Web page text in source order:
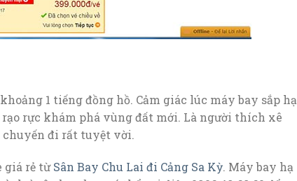
1 tiếng đồng hồ. Cảm giác lúc máy bay sắp hạ
rực khám phá vùng đất mới. Là người thích xê
chuyến đi rất tuyệt vời.
giá rẻ từSân Bay Chu Lai đi Cảng Sa Kỳ. Máy bay hạ